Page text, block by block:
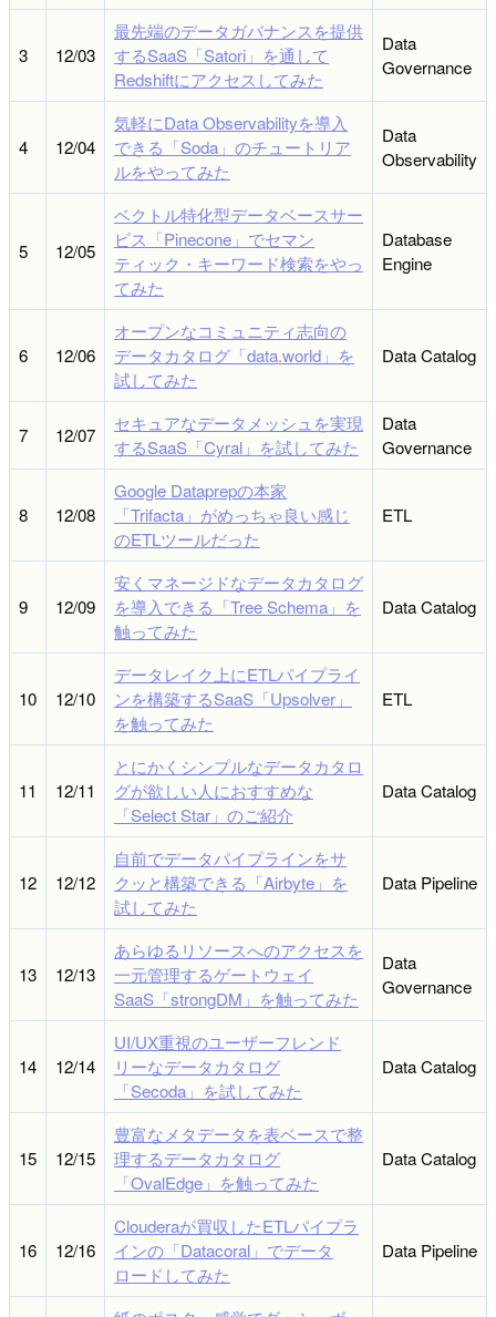
3 12/03
最先端のデータガバナンスを提供
するSaaS「Satori」を通して
Redshiftにアクセスしてみた
Data
Governance
4 12/04
気軽にData Observabilityを導入
できる「Soda」のチュートリア
ルをやってみた
Data
Observability
5 12/05
ベクトル特化型データベースサー
ビス「Pinecone」でセマン
ティック・キーワード検索をやっ
てみた
Database
Engine
6 12/06
オープンなコミュニティ志向の
データカタログ「data.world」を
試してみた
Data Catalog
7 12/07
セキュアなデータメッシュを実現
するSaaS「Cyral」を試してみた
Data
Governance
8 12/08
Google Dataprepの本家
「Trifacta」がめっちゃ良い感じ
のETLツールだった
ETL
9 12/09
安くマネージドなデータカタログ
を導入できる「Tree Schema」を
触ってみた
Data Catalog
10 12/10
データレイク上にETLパイプライ
ンを構築するSaaS「Upsolver」
を触ってみた
ETL
11 12/11
とにかくシンプルなデータカタロ
グが欲しい人におすすめな
「Select Star」のご紹介
Data Catalog
12 12/12
自前でデータパイプラインをサ
クッと構築できる「Airbyte」を
試してみた
Data Pipeline
13 12/13
あらゆるリソースへのアクセスを
一元管理するゲートウェイ
SaaS「strongDM」を触ってみた
Data
Governance
14 12/14
UI/UX重視のユーザーフレンド
リーなデータカタログ
「Secoda」を試してみた
Data Catalog
15 12/15
豊富なメタデータを表ベースで整
理するデータカタログ
「OvalEdge」を触ってみた
Data Catalog
16 12/16
Clouderaが買収したETLパイプラ
インの「Datacoral」でデータ
ロードしてみた
Data Pipeline